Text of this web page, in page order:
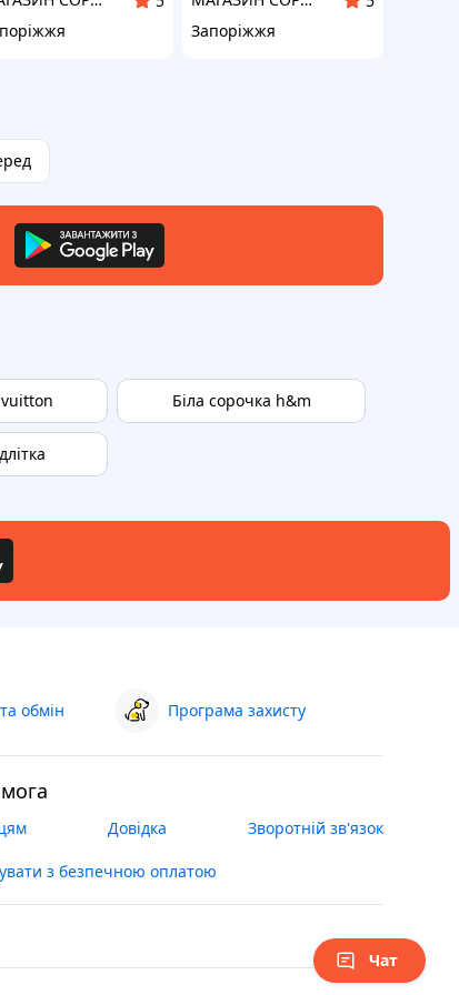
Запоріжжя
Біла сорочка h&m
обмін Програма захисту
Довідка Зворотній зв'язок
з безпечною оплатою
Чат